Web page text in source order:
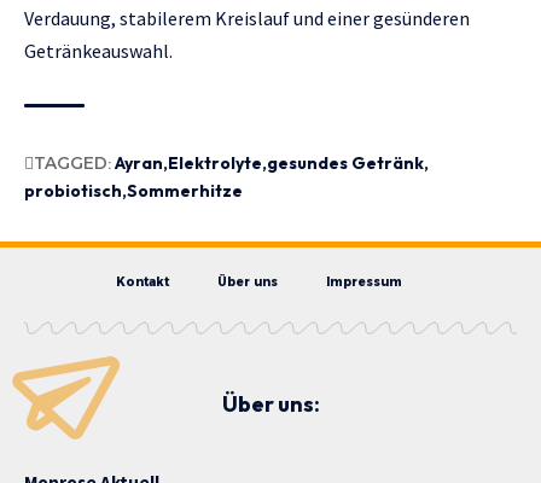
Verdauung, stabilerem Kreislauf und einer gesünderen
Getränkeauswahl.
TAGGED:Ayran Elektrolyte gesundes Getränk
probiotisch Sommerhitze
Kontakt Über uns Impressum
Über uns: